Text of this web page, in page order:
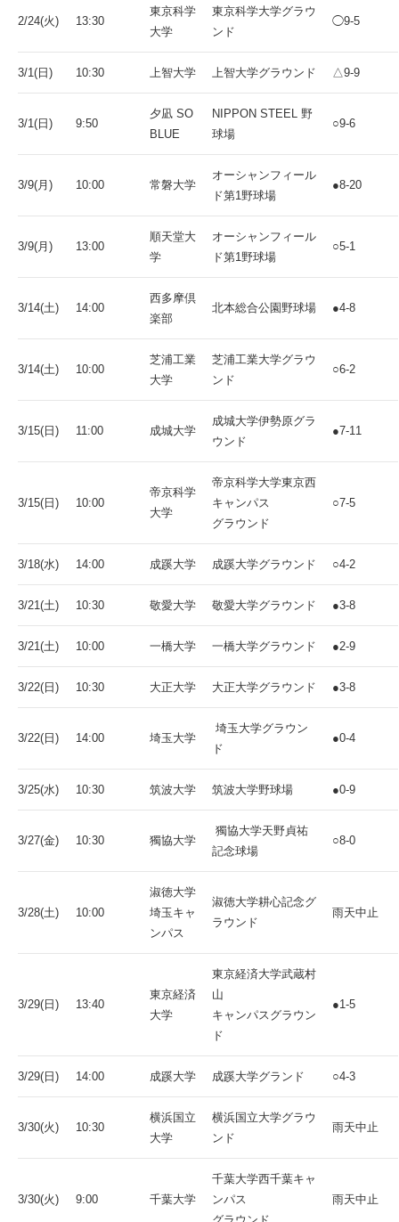
2/24(火) 13:30
東京科学
大学
東京科学大学グラウ
ンド
◯9-5
3/1(日) 10:30 上智大学 上智大学グラウンド △9-9
3/1(日) 9:50
夕凪 SO
BLUE
NIPPON STEEL 野
球場
○9-6
3/9(月) 10:00 常磐大学
オーシャンフィール
ド第1野球場
●8-20
3/9(月) 13:00
順天堂大
学
オーシャンフィール
ド第1野球場
○5-1
3/14(土) 14:00
西多摩倶
楽部
北本総合公園野球場 ●4-8
3/14(土) 10:00
芝浦工業
大学
芝浦工業大学グラウ
ンド
○6-2
3/15(日) 11:00 成城大学
成城大学伊勢原グラ
ウンド
●7-11
3/15(日) 10:00
帝京科学
大学
帝京科学大学東京西
キャンパス
グラウンド
○7-5
3/18(水) 14:00 成蹊大学 成蹊大学グラウンド ○4-2
3/21(土) 10:30 敬愛大学 敬愛大学グラウンド ●3-8
3/21(土) 10:00 一橋大学 一橋大学グラウンド ●2-9
3/22(日) 10:30 大正大学 大正大学グラウンド ●3-8
3/22(日) 14:00 埼玉大学
埼玉大学グラウン
ド
●0-4
3/25(水) 10:30 筑波大学 筑波大学野球場 ●0-9
3/27(金) 10:30 獨協大学
獨協大学天野貞祐
記念球場
○8-0
3/28(土) 10:00
淑徳大学
埼玉キャ
ンパス
淑徳大学耕心記念グ
ラウンド
雨天中止
3/29(日) 13:40
東京経済
大学
東京経済大学武蔵村
山
キャンパスグラウン
ド
●1-5
3/29(日) 14:00 成蹊大学 成蹊大学グランド ○4-3
3/30(火) 10:30
横浜国立
大学
横浜国立大学グラウ
ンド
雨天中止
3/30(火) 9:00 千葉大学
千葉大学西千葉キャ
ンパス
雨天中止